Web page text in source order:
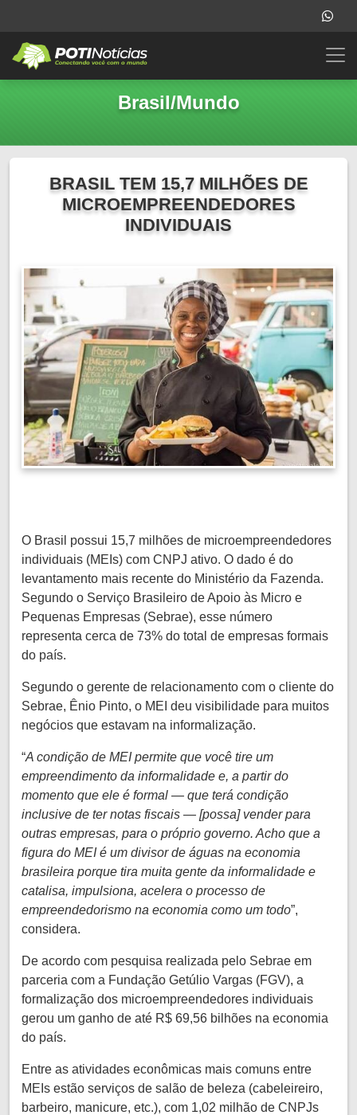
Brasil/Mundo
BRASIL TEM 15,7 MILHÕES DE
MICROEMPREENDEDORES
INDIVIDUAIS
O Brasil possui 15,7 milhões de microempreendedores
individuais (MEIs) com CNPJ ativo. O dado é do
levantamento mais recente do Ministério da Fazenda.
Segundo o Serviço Brasileiro de Apoio às Micro e
Pequenas Empresas (Sebrae), esse número
representa cerca de 73% do total de empresas formais
do país.
Segundo o gerente de relacionamento com o cliente do
Sebrae, Ênio Pinto, o MEI deu visibilidade para muitos
negócios que estavam na informalização.
“A condição de MEI permite que você tire um
empreendimento da informalidade e, a partir do
momento que ele é formal — que terá condição
inclusive de ter notas fiscais — [possa] vender para
outras empresas, para o próprio governo. Acho que a
figura do MEI é um divisor de águas na economia
brasileira porque tira muita gente da informalidade e
catalisa, impulsiona, acelera o processo de
empreendedorismo na economia como um todo”,
considera.
De acordo com pesquisa realizada pelo Sebrae em
parceria com a Fundação Getúlio Vargas (FGV), a
formalização dos microempreendedores individuais
gerou um ganho de até R$ 69,56 bilhões na economia
do país.
Entre as atividades econômicas mais comuns entre
MEIs estão serviços de salão de beleza (cabeleireiro,
barbeiro, manicure, etc.), com 1,02 milhão de CNPJs